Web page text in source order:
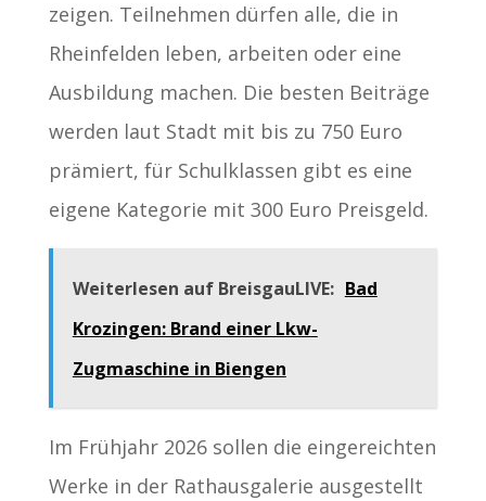
zeigen. Teilnehmen dürfen alle, die in
Rheinfelden leben, arbeiten oder eine
Ausbildung machen. Die besten Beiträge
werden laut Stadt mit bis zu 750 Euro
prämiert, für Schulklassen gibt es eine
eigene Kategorie mit 300 Euro Preisgeld.
Weiterlesen auf BreisgauLIVE: Bad
Krozingen: Brand einer Lkw-
Zugmaschine in Biengen
Im Frühjahr 2026 sollen die eingereichten
Werke in der Rathausgalerie ausgestellt